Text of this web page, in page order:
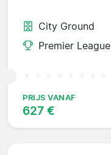
City Ground
Premier League
PRIJS VANAF
627 €